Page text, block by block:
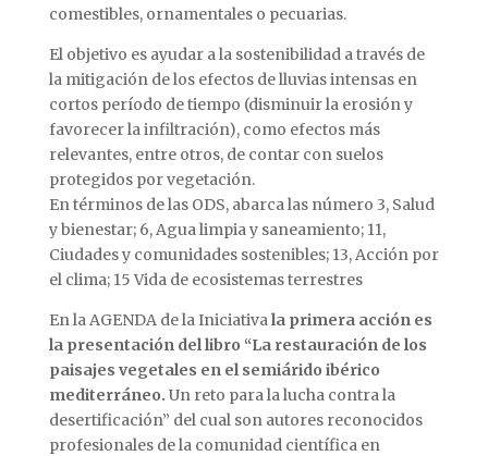
comestibles, ornamentales o pecuarias.
El objetivo es ayudar a la sostenibilidad a través de
la mitigación de los efectos de lluvias intensas en
cortos período de tiempo (disminuir la erosión y
favorecer la infiltración), como efectos más
relevantes, entre otros, de contar con suelos
protegidos por vegetación.
En términos de las ODS, abarca las número 3, Salud
y bienestar; 6, Agua limpia y saneamiento; 11,
Ciudades y comunidades sostenibles; 13, Acción por
el clima; 15 Vida de ecosistemas terrestres
En la AGENDA de la Iniciativala primera acción es
la presentación del libro “La restauración de los
paisajes vegetales en el semiárido ibérico
mediterráneo. Un reto para la lucha contra la
desertificación” del cual son autores reconocidos
profesionales de la comunidad científica en